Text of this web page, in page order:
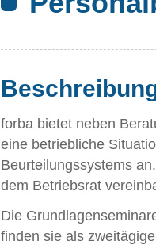
forba bietet neben
eine betriebliche
Beurteilungssystems
dem Betriebsrat
Die
finden sie als